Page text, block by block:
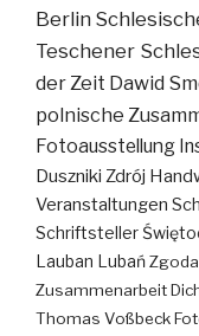
Berlin
Teschener
der Zeit Dawid
polnische
Fotoausstellung
Duszniki Zdrój
Veranstaltungen
Schriftsteller
Lauban LubańZgoda
Zusammenarbeit
Thomas Voßbeck